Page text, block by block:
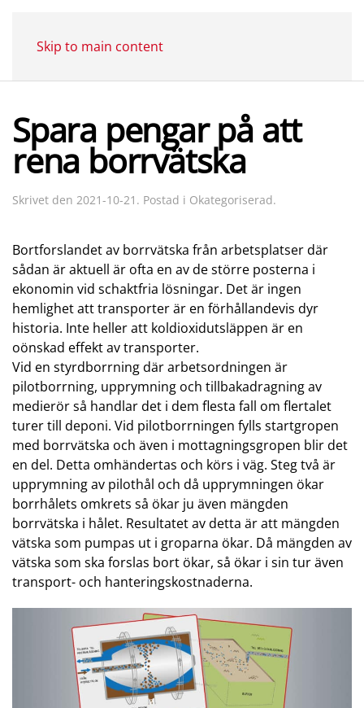
Skip to main content
Spara pengar på att
rena borrvätska
Skrivet den 2021-10-21 . Postad i Okategoriserad.
Bortforslandet av borrvätska från arbetsplatser där
sådan är aktuell är ofta en av de större posterna i
ekonomin vid schaktfria lösningar. Det är ingen
hemlighet att transporter är en förhållandevis dyr
historia. Inte heller att koldioxidutsläppen är en
oönskad effekt av transporter.
Vid en styrdborrning där arbetsordningen är
pilotborrning, upprymning och tillbakadragning av
medierör så handlar det i dem flesta fall om flertalet
turer till deponi. Vid pilotborrningen fylls startgropen
med borrvätska och även i mottagningsgropen blir det
en del. Detta omhändertas och körs i väg. Steg två är
upprymning av pilothål och då upprymningen ökar
borrhålets omkrets så ökar ju även mängden
borrvätska i hålet. Resultatet av detta är att mängden
vätska som pumpas ut i groparna ökar. Då mängden av
vätska som ska forslas bort ökar, så ökar i sin tur även
transport- och hanteringskostnaderna.